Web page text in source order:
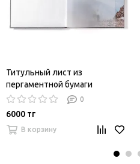
Титульный лист из
пергаментной бумаги
0
6000 тг
В корзину